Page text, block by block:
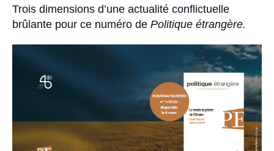
Nous soutenir
Accroche
Trois dimensions d’une actualité conflictuelle
brûlante pour ce numéro de Politique étrangère.